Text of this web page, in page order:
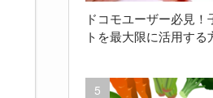
ドコモユーザー必見
トを最大限に活用する